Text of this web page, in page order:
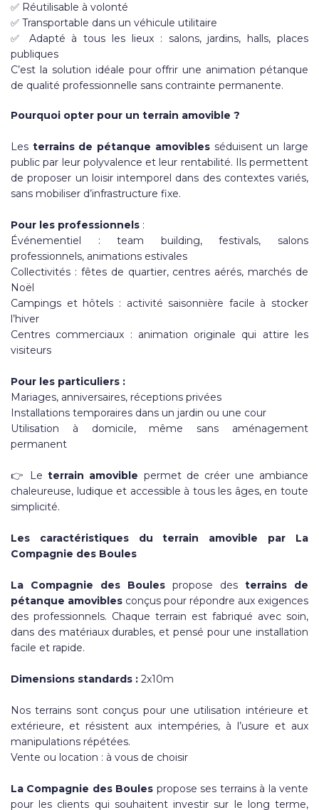
✅ Réutilisable à volonté
✅ Transportable dans un véhicule utilitaire
✅ Adapté à tous les lieux : salons, jardins, halls, places
publiques
C’est la solution idéale pour offrir une animation pétanque
de qualité professionnelle sans contrainte permanente.
Pourquoi opter pour un terrain amovible ?
Les terrains de pétanque amoviblesséduisent un large
public par leur polyvalence et leur rentabilité. Ils permettent
de proposer un loisir intemporel dans des contextes variés,
sans mobiliser d’infrastructure fixe.
Pour les professionnels :
Événementiel : team building, festivals, salons
professionnels, animations estivales
Collectivités : fêtes de quartier, centres aérés, marchés de
Noël
Campings et hôtels : activité saisonnière facile à stocker
l’hiver
Centres commerciaux : animation originale qui attire les
visiteurs
Pour les particuliers :
Mariages, anniversaires, réceptions privées
Installations temporaires dans un jardin ou une cour
Utilisation à domicile, même sans aménagement
permanent
👉 Leterrain amovible permet de créer une ambiance
chaleureuse, ludique et accessible à tous les âges, en toute
simplicité.
Les caractéristiques du terrain amovible par La
Compagnie des Boules
La Compagnie des Boules propose des terrains de
pétanque amovibles conçus pour répondre aux exigences
des professionnels. Chaque terrain est fabriqué avec soin,
dans des matériaux durables, et pensé pour une installation
facile et rapide.
Dimensions standards : 2x10m
Nos terrains sont conçus pour une utilisation intérieure et
extérieure, et résistent aux intempéries, à l’usure et aux
manipulations répétées.
Vente ou location : à vous de choisir
La Compagnie des Boules propose ses terrains à la vente
pour les clients qui souhaitent investir sur le long terme,